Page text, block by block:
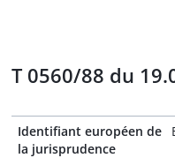
T 0560/88 du
Identifiant européen de
la jurisprudence